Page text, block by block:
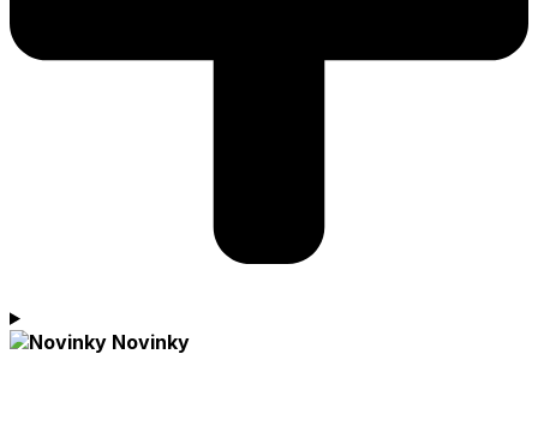
Novinky